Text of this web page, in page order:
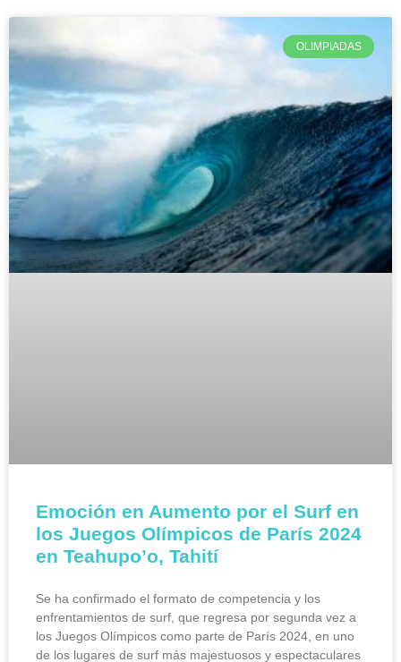
OLIMPIADAS
Emoción en Aumento por el Surf en
los Juegos Olímpicos de París 2024
en Teahupo’o, Tahití
Se ha confirmado el formato de competencia y los
enfrentamientos de surf, que regresa por segunda vez a
los Juegos Olímpicos como parte de París 2024, en uno
de los lugares de surf más majestuosos y espectaculares